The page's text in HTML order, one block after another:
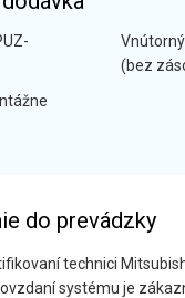
(bez
do prevádzky
technici
systému je